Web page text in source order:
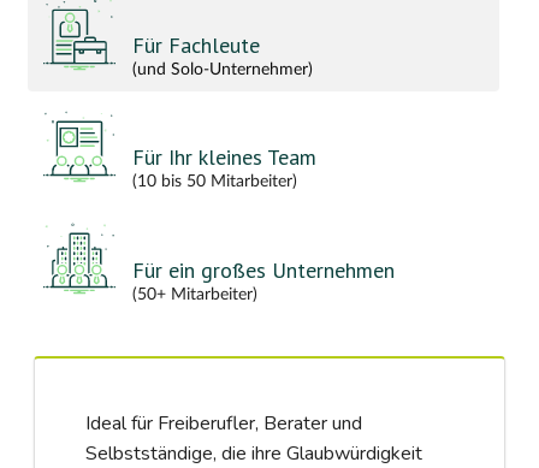
Für Fachleute
(und Solo-Unternehmer)
Für Ihr kleines Team
(10 bis 50 Mitarbeiter)
Für ein großes Unternehmen
(50+ Mitarbeiter)
Ideal für Freiberufler, Berater und
Selbstständige, die ihre Glaubwürdigkeit